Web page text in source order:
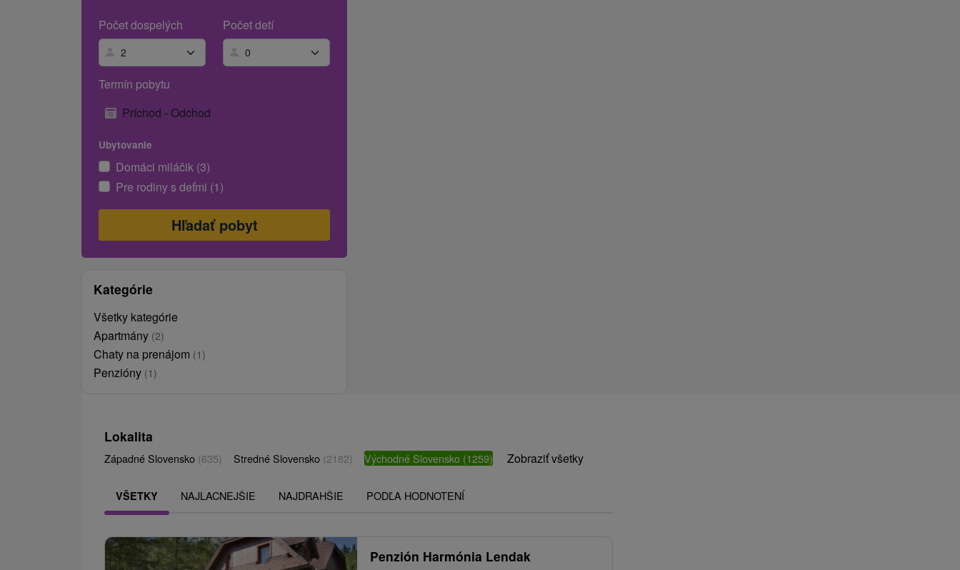
Počet dospelých
Počet detí
Termín pobytu
Príchod - Odchod
Ubytovanie
Domáci miláčik (3)
Pre rodiny s deťmi (1)
Kategórie
Všetky kategórie
Apartmány (2)
Chaty na prenájom (1)
Penzióny (1)
Lokalita
Západné Slovensko (635) Stredné Slovensko (2182) Východné Slovensko (1259) Zobraziť všetky
VŠETKY NAJLACNEJŠIE NAJDRAHŠIE PODĽA HODNOTENÍ
Penzión Harmónia Lendak